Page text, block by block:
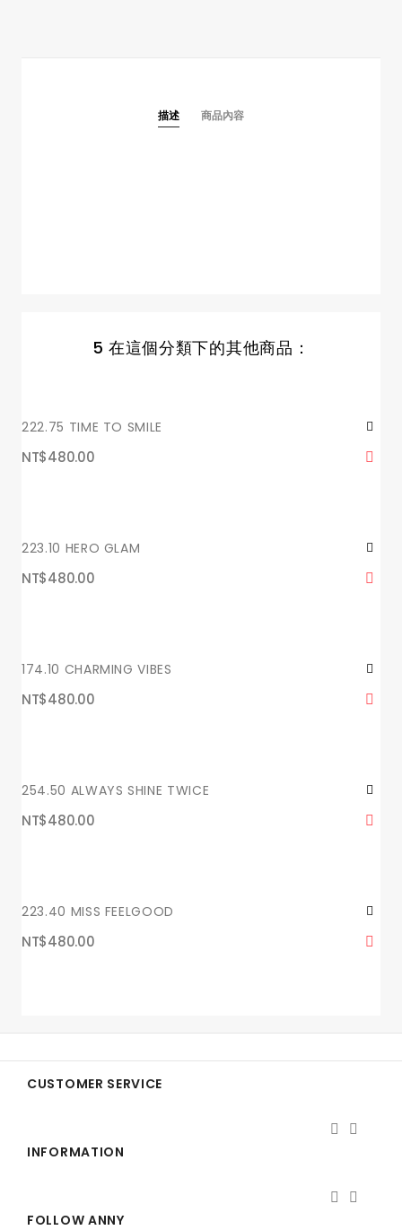
描述 商品內容
5 在這個分類下的其他商品：
222.75 TIME TO SMILE
NT$480.00
223.10 HERO GLAM
NT$480.00
174.10 CHARMING VIBES
NT$480.00
254.50 ALWAYS SHINE TWICE
NT$480.00
223.40 MISS FEELGOOD
NT$480.00
CUSTOMER SERVICE
 
INFORMATION
 
FOLLOW ANNY